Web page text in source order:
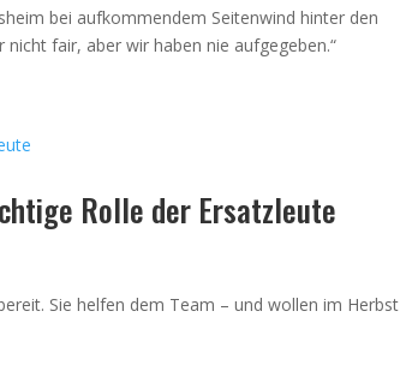
bei aufkommendem Seitenwind hinter den
fair, aber wir haben nie aufgegeben.“
Rolle der Ersatzleute
Sie helfen dem Team – und wollen im Herbst